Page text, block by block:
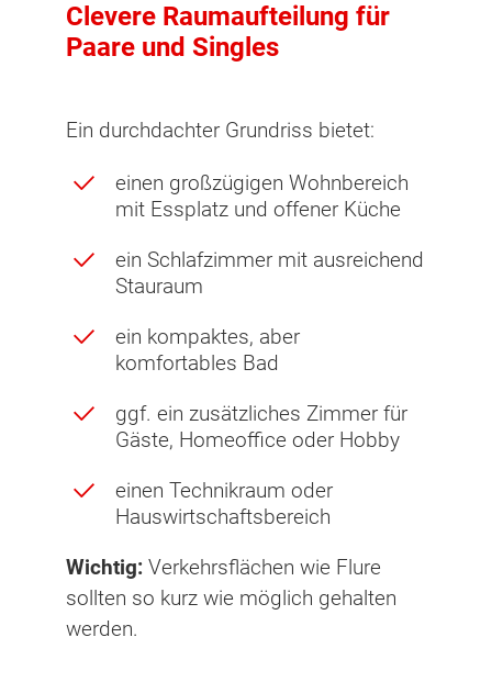
Clevere Raumaufteilung für
Paare und Singles
Ein durchdachter Grundriss bietet:
einen großzügigen Wohnbereich
mit Essplatz und offener Küche
ein Schlafzimmer mit ausreichend
Stauraum
ein kompaktes, aber
komfortables Bad
ggf. ein zusätzliches Zimmer für
Gäste, Homeoffice oder Hobby
einen Technikraum oder
Hauswirtschaftsbereich
Wichtig: Verkehrsflächen wie Flure
sollten so kurz wie möglich gehalten
werden.